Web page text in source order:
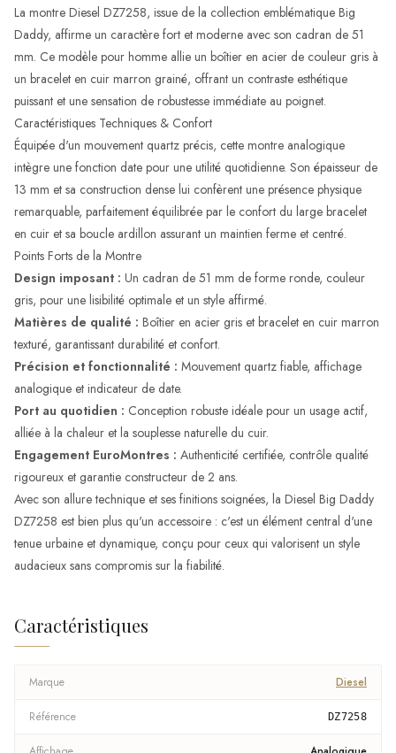
La montre Diesel DZ7258, issue de la collection emblématique Big
Daddy, affirme un caractère fort et moderne avec son cadran de 51
mm. Ce modèle pour homme allie un boîtier en acier de couleur gris à
un bracelet en cuir marron grainé, offrant un contraste esthétique
puissant et une sensation de robustesse immédiate au poignet.
Caractéristiques Techniques & Confort
Équipée d'un mouvement quartz précis, cette montre analogique
intègre une fonction date pour une utilité quotidienne. Son épaisseur de
13 mm et sa construction dense lui confèrent une présence physique
remarquable, parfaitement équilibrée par le confort du large bracelet
en cuir et sa boucle ardillon assurant un maintien ferme et centré.
Points Forts de la Montre
Design imposant : Un cadran de 51 mm de forme ronde, couleur
gris, pour une lisibilité optimale et un style affirmé.
Matières de qualité : Boîtier en acier gris et bracelet en cuir marron
texturé, garantissant durabilité et confort.
Précision et fonctionnalité : Mouvement quartz fiable, affichage
analogique et indicateur de date.
Port au quotidien : Conception robuste idéale pour un usage actif,
alliée à la chaleur et la souplesse naturelle du cuir.
Engagement EuroMontres : Authenticité certifiée, contrôle qualité
rigoureux et garantie constructeur de 2 ans.
Avec son allure technique et ses finitions soignées, la Diesel Big Daddy
DZ7258 est bien plus qu'un accessoire : c'est un élément central d'une
tenue urbaine et dynamique, conçu pour ceux qui valorisent un style
audacieux sans compromis sur la fiabilité.
Caractéristiques
Marque Diesel
Référence DZ7258